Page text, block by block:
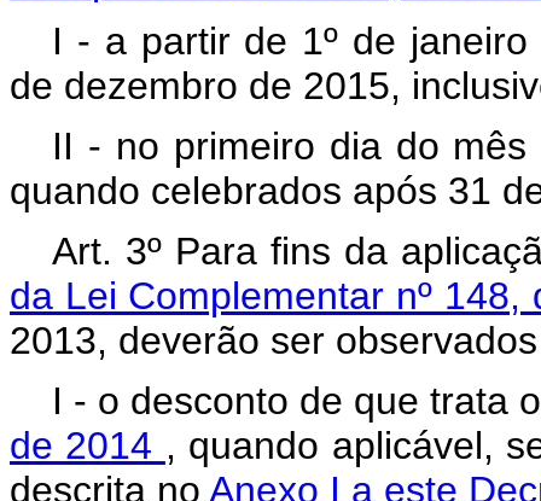
I - a partir de 1º de
de dezembro de 2015,
II - no primeiro dia do
quando celebrados após 31
Art. 3º Para fins da
da Lei Complementar nº
2013, deverão ser
I - o desconto de que trata
de 2014 , quando aplicável,
descrita no Anexo I a este